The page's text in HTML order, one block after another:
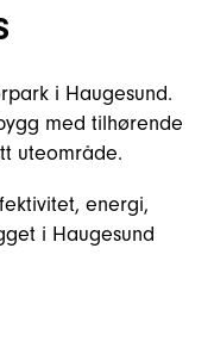
i Haugesund.
med tilhørende
uteområde.
energi,
i Haugesund